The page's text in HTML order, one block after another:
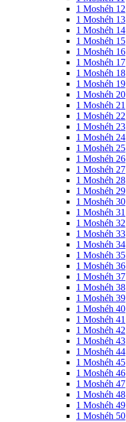
1 Moshéh 12
1 Moshéh 13
1 Moshéh 14
1 Moshéh 15
1 Moshéh 16
1 Moshéh 17
1 Moshéh 18
1 Moshéh 19
1 Moshéh 20
1 Moshéh 21
1 Moshéh 22
1 Moshéh 23
1 Moshéh 24
1 Moshéh 25
1 Moshéh 26
1 Moshéh 27
1 Moshéh 28
1 Moshéh 29
1 Moshéh 30
1 Moshéh 31
1 Moshéh 32
1 Moshéh 33
1 Moshéh 34
1 Moshéh 35
1 Moshéh 36
1 Moshéh 37
1 Moshéh 38
1 Moshéh 39
1 Moshéh 40
1 Moshéh 41
1 Moshéh 42
1 Moshéh 43
1 Moshéh 44
1 Moshéh 45
1 Moshéh 46
1 Moshéh 47
1 Moshéh 48
1 Moshéh 49
1 Moshéh 50